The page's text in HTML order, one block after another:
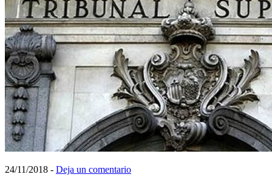
24/11/2018 - Deja un comentario